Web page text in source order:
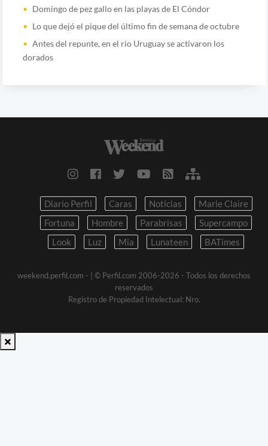
Domingo de pez gallo en las playas de El Cóndor
Lo que dejó el pique del último fin de semana de octubre
Antes del repunte, en el rio Uruguay se activaron los
dorados
Diario Perfil Caras Noticias
Marie Claire
Fortuna
Hombre Parabrisas
Supercampo
Look
Luz Mia Lunateen BATimes
weekend.perfil.com -
| © Perfil.com 2006-2026 - Todos los derechos
reservados
Registro de Propiedad Intelectual: Nro.